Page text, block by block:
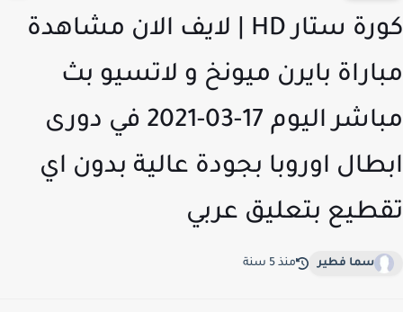
كورة ستار HD | لايف الان مشاهدة
بايرن ميونخ و لاتسيو بث
مباشر اليوم 17-03-2021 في دورى
اوروبا بجودة عالية بدون اي
بتعليق عربي
سما فطير منذ 5 سنة